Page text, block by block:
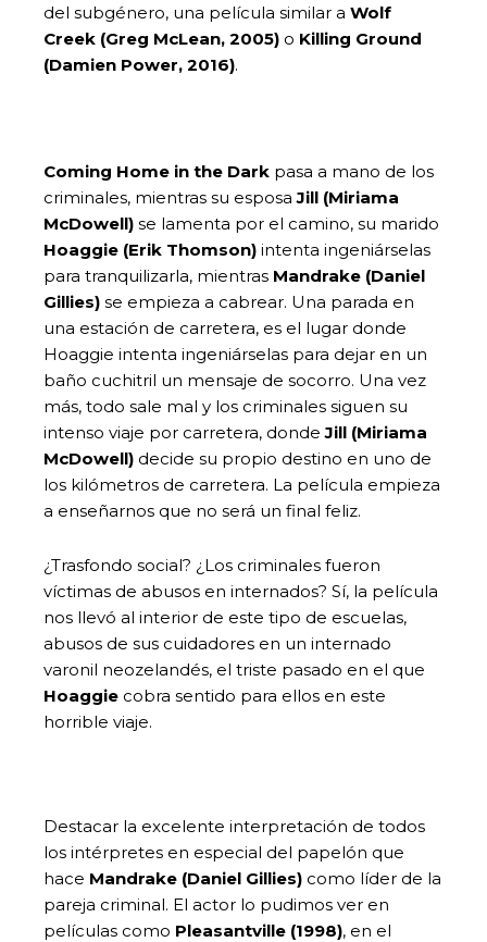
del subgénero, una película similar a Wolf
Creek (Greg McLean, 2005) o Killing Ground
(Damien Power, 2016).
Coming Home in the Dark pasa a mano de los
criminales, mientras su esposaJill (Miriama
McDowell) se lamenta por el camino, su marido
Hoaggie (Erik Thomson) intenta ingeniárselas
para tranquilizarla, mientras Mandrake (Daniel
Gillies) se empieza a cabrear. Una parada en
una estación de carretera, es el lugar donde
Hoaggie intenta ingeniárselas para dejar en un
baño cuchitril un mensaje de socorro. Una vez
más, todo sale mal y los criminales siguen su
intenso viaje por carretera, dondeJill (Miriama
McDowell) decide su propio destino en uno de
los kilómetros de carretera. La película empieza
a enseñarnos que no será un final feliz.
¿Trasfondo social? ¿Los criminales fueron
víctimas de abusos en internados? Sí, la película
nos llevó al interior de este tipo de escuelas,
abusos de sus cuidadores en un internado
varonil neozelandés, el triste pasado en el que
Hoaggie cobra sentido para ellos en este
horrible viaje.
Destacar la excelente interpretación de todos
los intérpretes en especial del papelón que
hace Mandrake (Daniel Gillies) como líder de la
pareja criminal. El actor lo pudimos ver en
películas como Pleasantville (1998), en el